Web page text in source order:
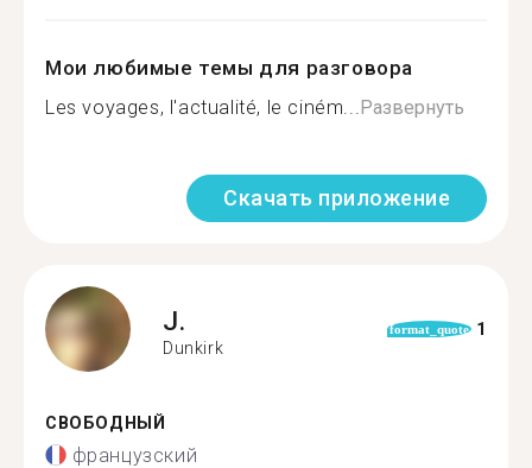
Мои любимые темы для разговора
Les voyages, l'actualité, le ciném...Развернуть
Скачать приложение
J.
Dunkirk
format_quote 1
СВОБОДНЫЙ
французский